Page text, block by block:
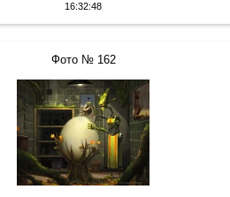
16:32:48
Фото № 162